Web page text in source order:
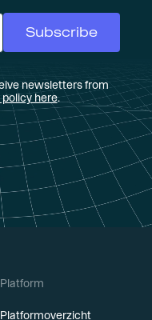
newsletters from
here.
Platform
Platformoverzicht